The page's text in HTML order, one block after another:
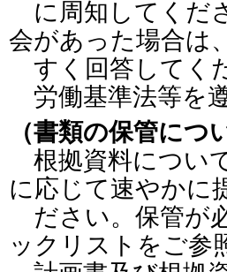
に周知してくだ
会があった場合は
すく回答してく
労働基準法等を
（書類の保管につ
根拠資料につい
に応じて速やかに
ださい。保管が
ックリストをご参